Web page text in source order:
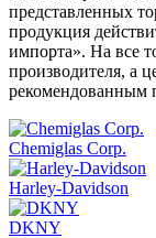
представленных
продукция
импорта». На все
производителя, а
рекомендованным
Chemiglas Corp.
Harley-Davidson
DKNY